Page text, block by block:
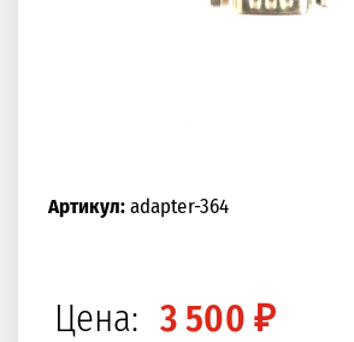
Артикул:adapter-364
Цена: 3 500 ₽